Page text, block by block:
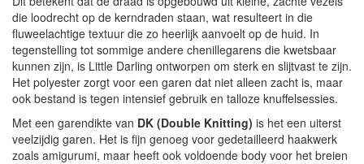
die loodrecht op de kerndraden staan, wat resulteert in die
fluweelachtige textuur die zo heerlijk aanvoelt op de huid. In
tegenstelling tot sommige andere chenillegarens die kwetsbaar
kunnen zijn, is Little Darling ontworpen om sterk en slijtvast te zijn.
Het polyester zorgt voor een garen dat niet alleen zacht is, maar
ook bestand is tegen intensief gebruik en talloze knuffelsessies.
Met een garendikte van DK (Double Knitting) is het een uiterst
veelzijdig garen. Het is fijn genoeg voor gedetailleerd haakwerk
zoals amigurumi, maar heeft ook voldoende body voor het breien